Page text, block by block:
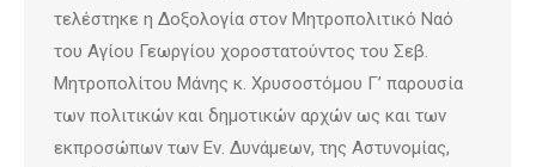
τελέστηκε η Δοξολογία στον Μητροπολιτικό Ναό
του Αγίου Γεωργίου χοροστατούντος του Σεβ.
Μητροπολίτου Μάνης κ. Χρυσοστόμου Γ’ παρουσία
των πολιτικών και δημοτικών αρχών ως και των
εκπροσώπων των Εν. Δυνάμεων, της Αστυνομίας,